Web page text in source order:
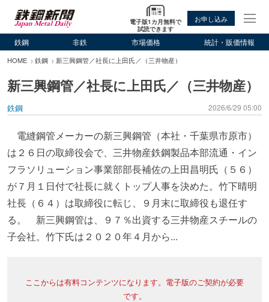
電子版1カ月無料で
試読できます
お申し込み
鉄鋼 非鉄 市場価格 統計・販価情報
HOME 鉄鋼 新三興鋼管／社長に上田氏／（三井物産）
新三興鋼管／社長に上田氏／（三井物産）
鉄鋼 2026/6/29 05:00
電縫鋼管メーカーの新三興鋼管（本社・千葉県市原市）
は２６日の取締役会で、三井物産鉄鋼製品本部流通・イン
フラソリューション事業部部長補佐の上田昌明氏（５６）
が７月１日付で社長に就くトップ人事を決めた。竹下晴明
社長（６４）は取締役に転じ、９月末に取締役も退任す
る。 新三興鋼管は、９７％出資する三井物産スチールの
子会社。竹下氏は２０２０年４月から...
ここからは有料コンテンツになります。電子版のご契約が必要
です。